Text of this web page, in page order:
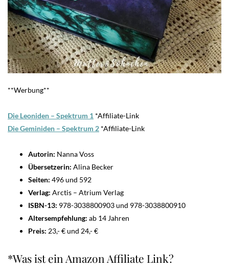
**Werbung**
Die Leoniden – Spektrum 1 *Affiliate-Link
Die Geminiden – Spektrum 2 *Affiliate-Link
Autorin: Nanna Voss
Übersetzerin: Alina Becker
Seiten: 496 und 592
Verlag: Arctis – Atrium Verlag
ISBN-13: 978-3038800903 und 978-3038800910
Altersempfehlung: ab 14 Jahren
Preis: 23,- € und 24,- €
*Was ist ein Amazon Affiliate Link?